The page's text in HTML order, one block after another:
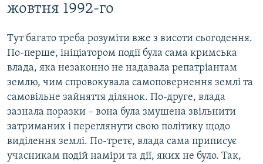
жовтня 1992-го
Тут багато треба розуміти вже з висоти сьогодення.
По-перше, ініціатором події була сама кримська
влада, яка незаконно не надавала репатріантам
землю, чим спровокувала самоповернення землі та
самовільне зайняття ділянок. По-друге, влада
зазнала поразки – вона була змушена звільнити
затриманих і переглянути свою політику щодо
виділення землі. По-третє, влада сама приписує
учасникам подій наміри та дії, яких не було. Так,